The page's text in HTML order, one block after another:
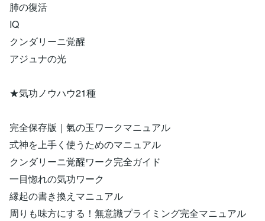
肺の復活
IQ
クンダリーニ覚醒
アジュナの光
★気功ノウハウ21種
完全保存版｜氣の玉ワークマニュアル
式神を上手く使うためのマニュアル
クンダリーニ覚醒ワーク完全ガイド
一目惚れの気功ワーク
縁起の書き換えマニュアル
周りも味方にする！無意識プライミング完全マニュアル